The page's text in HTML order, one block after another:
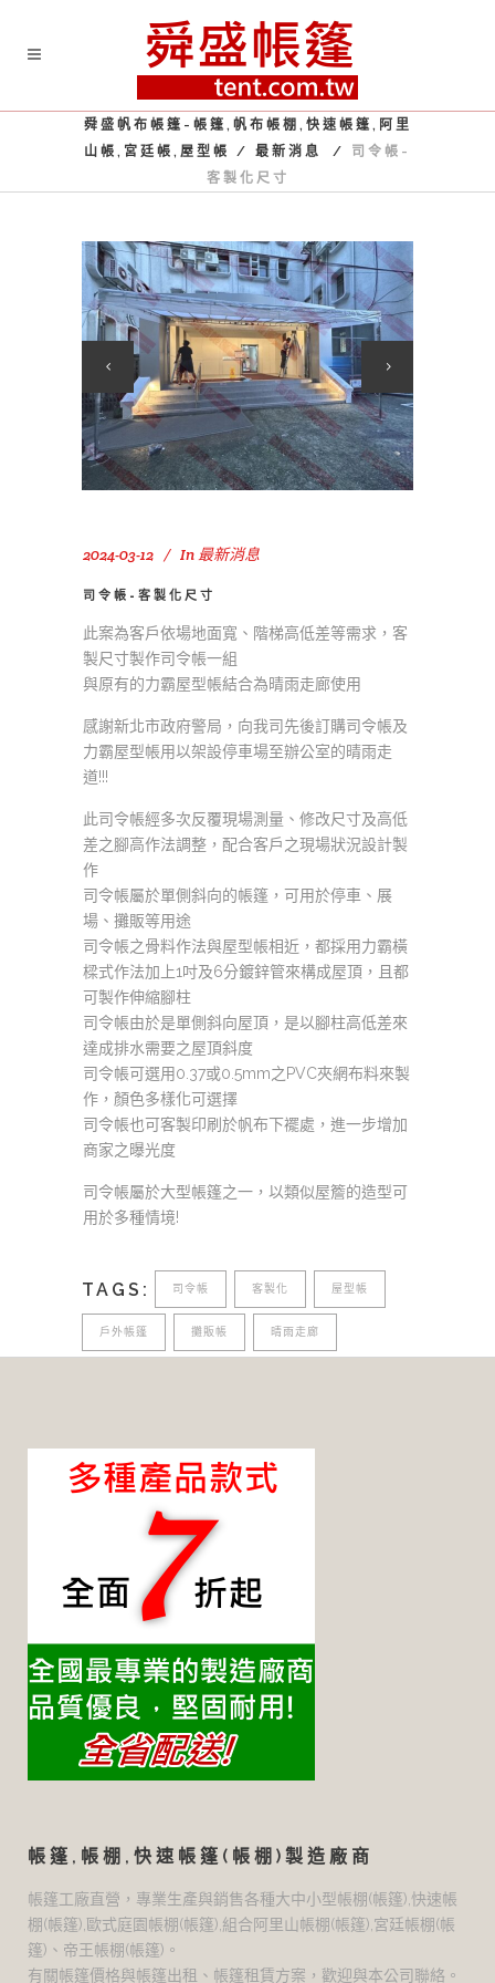
舜盛帆布帳篷-帳篷,帆布帳棚,快速帳篷,阿里
山帳,宮廷帳,屋型帳
/ 最新消息 / 司令帳-
客製化尺寸
2024-03-12 In最新消息
司令帳-客製化尺寸
此案為客戶依場地面寬、階梯高低差等需求，客
製尺寸製作司令帳一組
與原有的力霸屋型帳結合為晴雨走廊使用
感謝新北市政府警局，向我司先後訂購司令帳及
力霸屋型帳用以架設停車場至辦公室的晴雨走
道!!!
此司令帳經多次反覆現場測量、修改尺寸及高低
差之腳高作法調整，配合客戶之現場狀況設計製
作
司令帳屬於單側斜向的帳篷，可用於停車、展
場、攤販等用途
司令帳之骨料作法與屋型帳相近，都採用力霸橫
樑式作法加上1吋及6分鍍鋅管來構成屋頂，且都
可製作伸縮腳柱
司令帳由於是單側斜向屋頂，是以腳柱高低差來
達成排水需要之屋頂斜度
司令帳可選用0.37或0.5mm之PVC夾網布料來製
作，顏色多樣化可選擇
司令帳也可客製印刷於帆布下襬處，進一步增加
商家之曝光度
司令帳屬於大型帳篷之一，以類似屋簷的造型可
用於多種情境!
TAGS: 司令帳 客製化 屋型帳
戶外帳篷 攤販帳 晴雨走廊
帳篷,帳棚,快速帳篷(帳棚)製造廠商
帳篷工廠直營，專業生產與銷售各種大中小型帳棚(帳篷),快速帳
棚(帳篷),歐式庭園帳棚(帳篷),組合阿里山帳棚(帳篷),宮廷帳棚(帳
篷)、帝王帳棚(帳篷)。
有關帳篷價格與帳篷出租、帳篷租賃方案，歡迎與本公司聯絡。